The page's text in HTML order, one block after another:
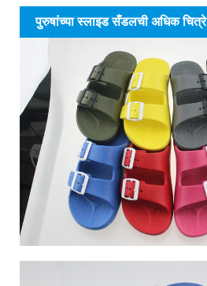
पुरुषांच्या स्लाइड सँडलची अधिक चित्रे